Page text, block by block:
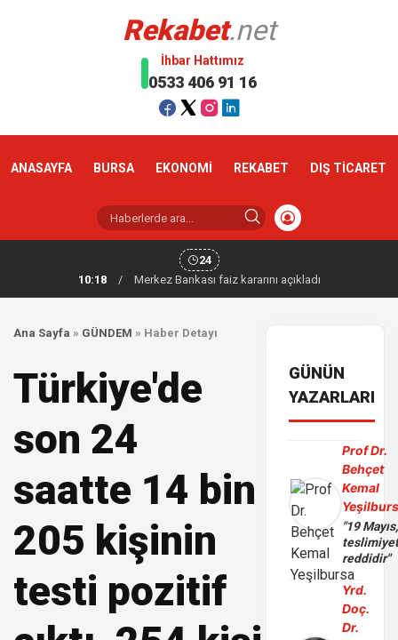
Rekabet.net
İhbar Hattımız
0533 406 91 16
ANASAYFA BURSA EKONOMİ REKABET DIŞ TİCARET
24
10:18
/ Merkez Bankası faiz kararını açıkladı
Ana Sayfa » GÜNDEM » Haber Detayı
Türkiye'de
son 24
saatte 14 bin
205 kişinin
testi pozitif
GÜNÜN
YAZARLARI
Prof Dr.
Behçet
Kemal
"19 Mayıs,
reddidir"
Yrd.
Doç.
Dr.